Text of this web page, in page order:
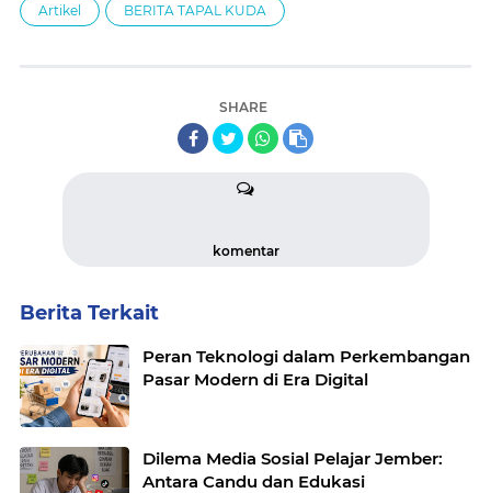
Artikel BERITA TAPAL KUDA
SHARE
komentar
Berita Terkait
Peran Teknologi dalam Perkembangan
Pasar Modern di Era Digital
Dilema Media Sosial Pelajar Jember:
Antara Candu dan Edukasi